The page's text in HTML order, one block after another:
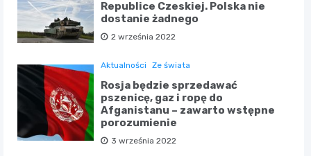
Republice Czeskiej. Polska nie
dostanie żadnego
2 września 2022
Aktualności Ze świata
Rosja będzie sprzedawać
pszenicę, gaz i ropę do
Afganistanu – zawarto wstępne
porozumienie
3 września 2022